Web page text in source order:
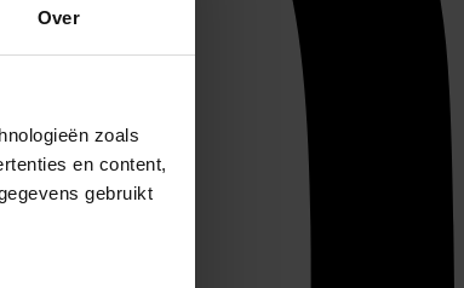
Over
zoals
en content,
gebruikt